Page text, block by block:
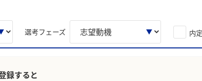
選考フェーズ 内
録すると